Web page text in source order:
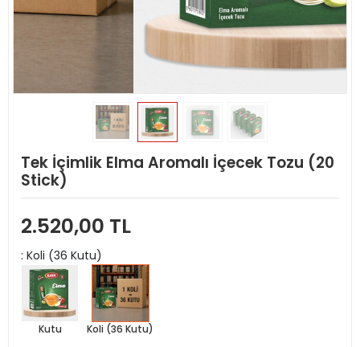
Tek İçimlik Elma Aromalı İçecek Tozu (20
Stick)
2.520,00 TL
: Koli (36 Kutu)
Kutu Koli (36 Kutu)